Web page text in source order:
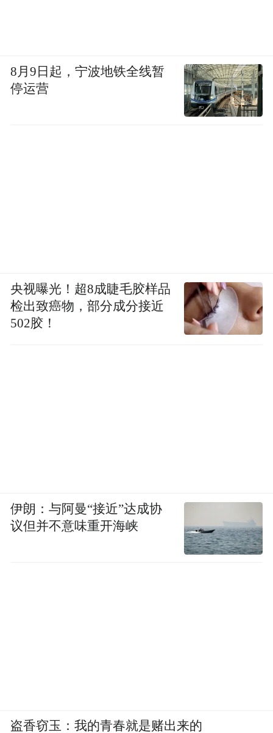
8月9日起，宁波地铁全线暂
停运营
央视曝光！超8成睫毛胶样品
检出致癌物，部分成分接近
502胶！
伊朗：与阿曼“接近”达成协
议但并不意味重开海峡
盗香窃玉：我的青春就是赌出来的